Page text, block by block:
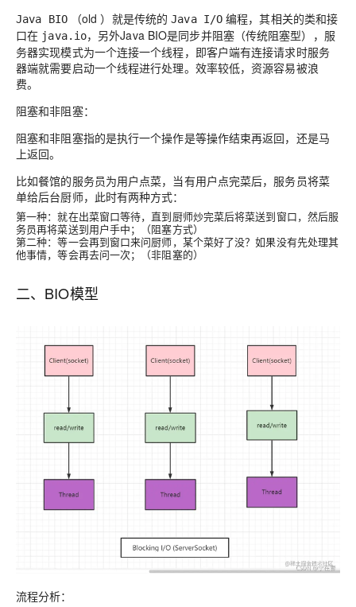
Java BIO（old ）就是传统的Java I/O 编程，其相关的类和接
口在 java.io，另外Java BIO是同步并阻塞（传统阻塞型），服
务器实现模式为一个连接一个线程，即客户端有连接请求时服务
器端就需要启动一个线程进行处理。效率较低，资源容易被浪
费。
阻塞和非阻塞：
阻塞和非阻塞指的是执行一个操作是等操作结束再返回，还是马
上返回。
比如餐馆的服务员为用户点菜，当有用户点完菜后，服务员将菜
单给后台厨师，此时有两种方式：
第一种：就在出菜窗口等待，直到厨师炒完菜后将菜送到窗口，然后服
务员再将菜送到用户手中；（阻塞方式）
第二种：等一会再到窗口来问厨师，某个菜好了没？如果没有先处理其
他事情，等会再去问一次；（非阻塞的）
二、BIO模型
流程分析：